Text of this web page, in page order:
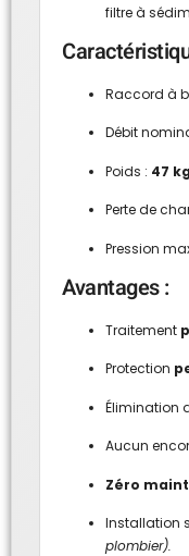
filtre à
Raccord à
Débit
Poids : 47
Perte de
Pression
Avantages :
Traitement
Protection
Élimination
Aucun
Zéro
Installation
plombier).